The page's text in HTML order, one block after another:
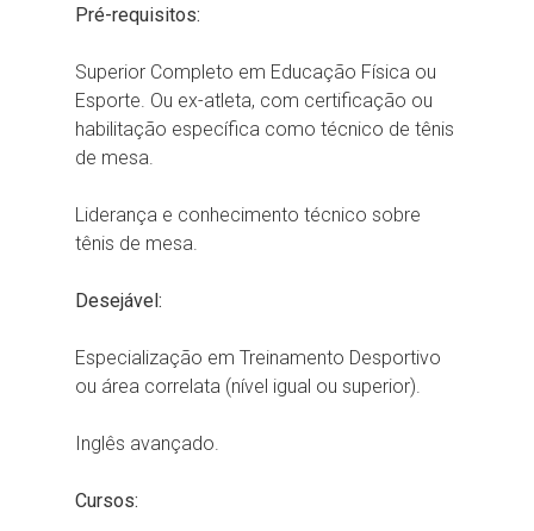
Pré-requisitos:
Superior Completo em Educação Física ou
Esporte. Ou ex-atleta, com certificação ou
habilitação específica como técnico de tênis
de mesa.
Liderança e conhecimento técnico sobre
tênis de mesa.
Desejável:
Especialização em Treinamento Desportivo
ou área correlata (nível igual ou superior).
Inglês avançado.
Cursos: